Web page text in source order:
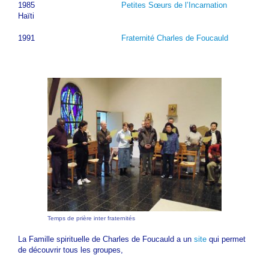
1985 Petites Sœurs de l’Incarnation
Haïti
1991 Fraternité Charles de Foucauld
Temps de prière inter fraternités
La Famille spirituelle de Charles de Foucauld a un site qui permet
de découvrir tous les groupes,